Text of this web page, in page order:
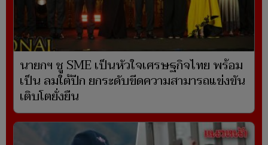
นายกฯ ชู SME เป็นหัวใจเศรษฐกิจไทย พร้อม
เป็น ลมใต้ปีก ยกระดับขีดความสามารถแข่งขัน
เติบโตยั่งยืน